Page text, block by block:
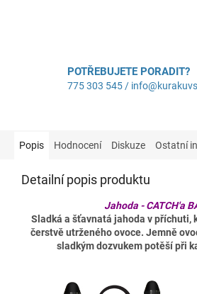
POTŘEBUJETE PORADIT?
775 303 545 /
Popis Hodnocení Diskuze Ostatní
Detailní popis produktu
Jahoda - CATCH'a
Sladká a šťavnatá jahoda v příchuti,
čerstvě utrženého ovoce. Jemně
sladkým dozvukem potěší při